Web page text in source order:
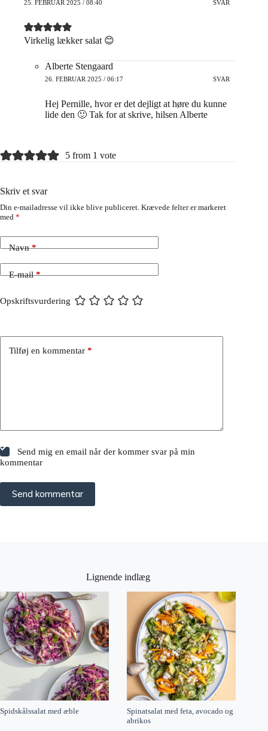
25. FEBRUAR 2025 / 08:40 SVAR
Virkelig lækker salat 😊
Alberte Stengaard
26. FEBRUAR 2025 / 06:17 SVAR
Hej Pernille, hvor er det dejligt at høre du kunne
lide den 🙂 Tak for at skrive, hilsen Alberte
5 from 1 vote
Skriv et svar
Din e-mailadresse vil ikke blive publiceret. Krævede felter er markeret
med *
Navn*
E-mail*
Opskriftsvurdering
Tilføj en kommentar *
Send mig en email når der kommer svar på min
kommentar
Send kommentar
Lignende indlæg
Spidskålssalat med æble
Spinatsalat med feta, avocado og
abrikos